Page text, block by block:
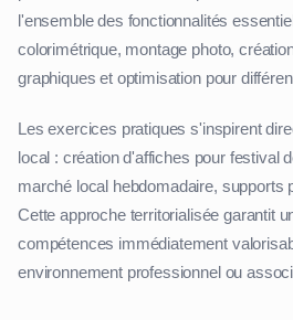
l'ensemble des fonctionnalités
colorimétrique, montage photo,
graphiques et optimisation pour
Les exercices pratiques s'inspirent
local : création d'affiches pour festival
marché local hebdomadaire, supports
Cette approche territorialisée garantit
compétences immédiatement
environnement professionnel ou